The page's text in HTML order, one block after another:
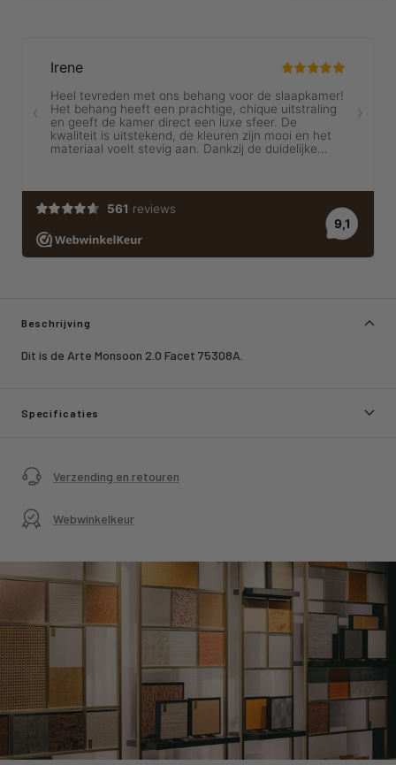
Beschrijving
Dit is de Arte Monsoon 2.0 Facet 75308A.
Specificaties
Verzending en retouren
Webwinkelkeur